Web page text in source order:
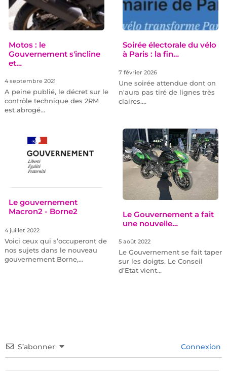
Motos : le
Gouvernement s'incline
et…
4 septembre 2021
A peine publié, le décret sur le
contrôle technique des 2RM
est abrogé…
Soirée électorale du vélo
à Paris : la fin…
7 février 2026
Une soirée attendue dont on
n'aura pas tiré de lignes très
claires.…
Le gouvernement
Macron2 - Borne2
4 juillet 2022
Voici ceux qui s’occuperont de
nos sujets dans le nouveau
gouvernement Borne,…
Le Gouvernement a fait
une nouvelle…
5 août 2022
Le Gouvernement se fait taper
sur les doigts. Le Conseil
d’Etat vient…
S’abonner Connexion